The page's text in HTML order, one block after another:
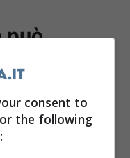
può
non si può
consent to
the following